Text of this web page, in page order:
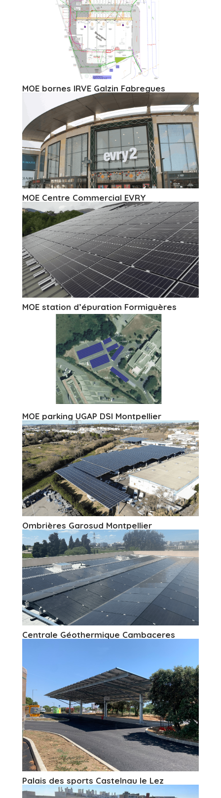
MOE bornes IRVE Galzin Fabregues
MOE Centre Commercial EVRY
MOE station d’épuration Formiguères
MOE parking UGAP DSI Montpellier
Ombrières Garosud Montpellier
Centrale Géothermique Cambaceres
Palais des sports Castelnau le Lez